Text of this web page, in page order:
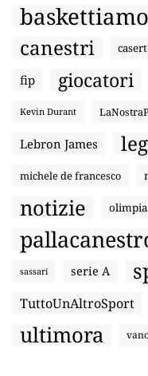
canestri
fip giocatori
Kevin Durant
Lebron James
michele de francesco
notizie
sassari serie A
TuttoUnAltroSport
ultimora